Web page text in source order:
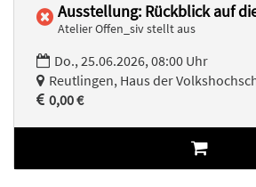
Ausstellung: Rückblick auf
Atelier Offen_siv stellt aus
Do., 25.06.2026, 08:00 Uhr
Reutlingen, Haus der
0,00 €